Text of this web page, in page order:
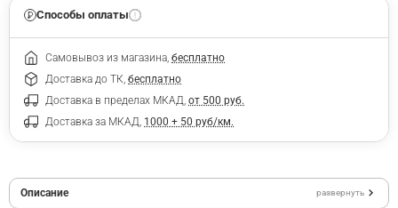
Способы оплаты
Самовывоз из магазина, бесплатно
Доставка до ТК, бесплатно
Доставка в пределах МКАД, от 500 руб.
Доставка за МКАД, 1000 + 50 руб/км.
Описание развернуть